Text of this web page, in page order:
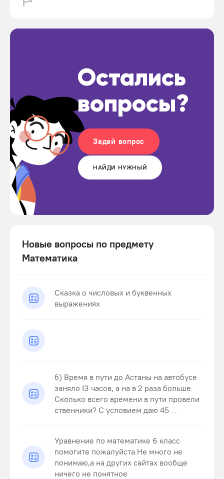
Остались
вопросы?
Задай вопрос
НАЙДИ НУЖНЫЙ
Новые вопросы по предмету
Математика
Сказка о числовых и буквенных
выражениях
б) Время в пути до Астаны на автобусе
заняло ІЗ часов, а на в 2 раза больше.
Сколько всего времени в пути провели
ственники? С условием даю 45 ...
Уравнение по математике 6 класс
помогите пожалуйста.Не много не
понимаю,а на других сайтах вообще
ничего не понятное